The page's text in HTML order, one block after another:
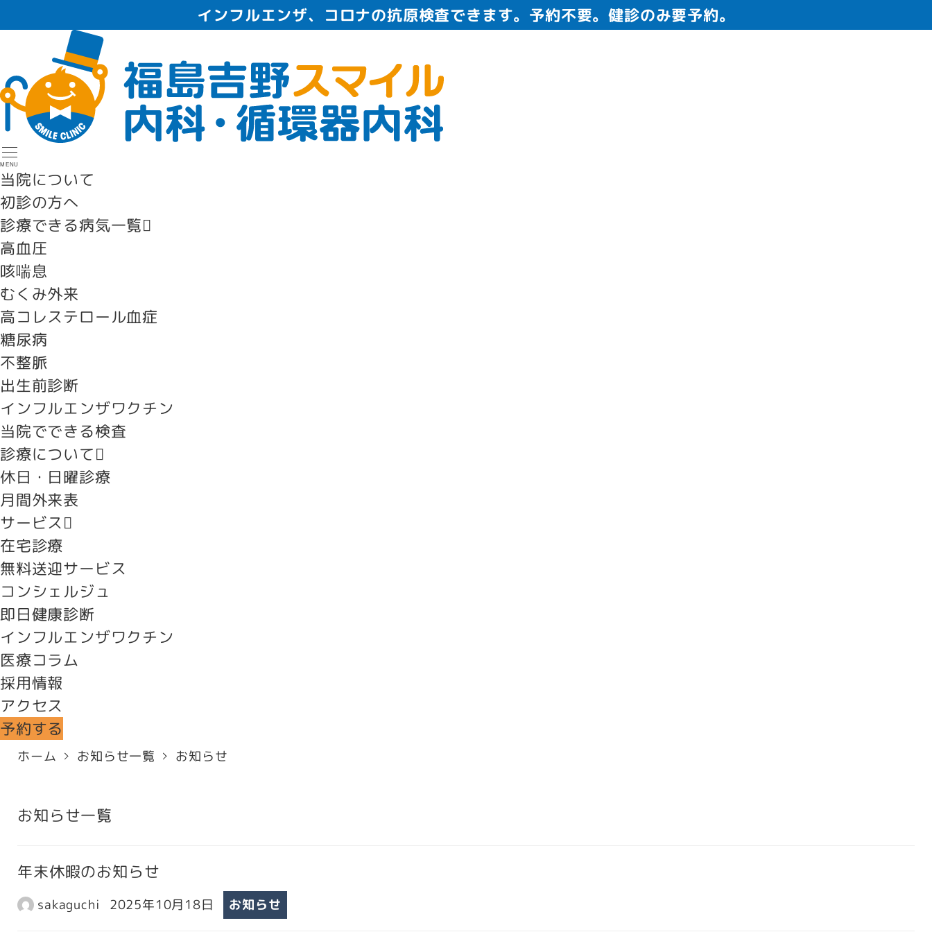
インフルエンザ、コロナの抗原検査できます。予約不要。健診のみ要予約。
MENU
当院について
初診の方へ
診療できる病気一覧
高血圧
咳喘息
むくみ外来
高コレステロール血症
糖尿病
不整脈
出生前診断
インフルエンザワクチン
当院でできる検査
診療について
休日・日曜診療
月間外来表
サービス
在宅診療
無料送迎サービス
コンシェルジュ
即日健康診断
インフルエンザワクチン
医療コラム
採用情報
アクセス
予約する
ホーム お知らせ一覧 お知らせ
お知らせ一覧
年末休暇のお知らせ
sakaguchi 2025年10月18日 お知らせ